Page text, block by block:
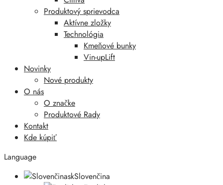
Produktový sprievodca
Aktívne zložky
Technológia
Kmeňové bunky
Vin-upLift
Novinky
Nové produkty
O nás
O značke
Produktové Rady
Kontakt
Kde kúpiť
Language
skSlovenčina